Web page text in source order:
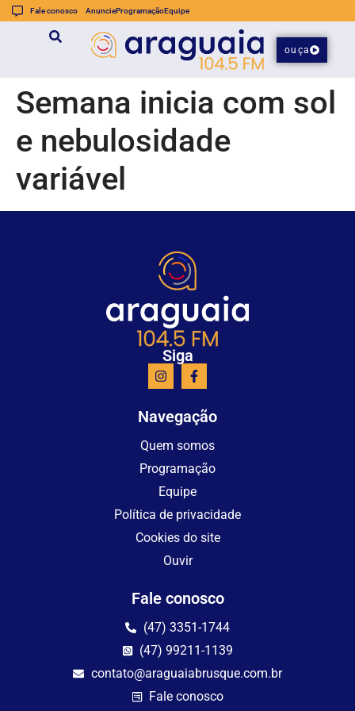
Fale conosco AnuncieProgramaçãoEquipe
ouça
Semana inicia com sol
e nebulosidade
variável
Siga
Navegação
Quem somos
Programação
Equipe
Política de privacidade
Cookies do site
Ouvir
Fale conosco
(47) 3351-1744
(47) 99211-1139
contato@araguaiabrusque.com.br
Fale conosco